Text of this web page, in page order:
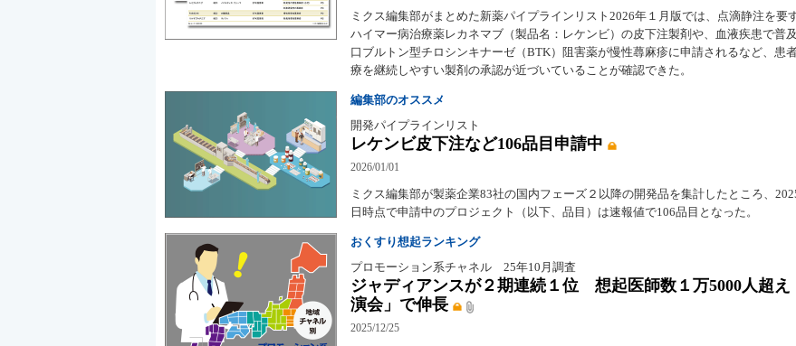
ミクス編集部がまとめた新薬パイプラインリスト2026年１月版では、点滴静注を要
ハイマー病治療薬レカネマブ（製品名：レケンビ）の皮下注製剤や、血液疾患で普
口ブルトン型チロシンキナーゼ（BTK）阻害薬が慢性蕁麻疹に申請されるなど、患
療を継続しやすい製剤の承認が近づいていることが確認できた。
編集部のオススメ
開発パイプラインリスト
レケンビ皮下注など106品目申請中
2026/01/01
ミクス編集部が製薬企業83社の国内フェーズ２以降の開発品を集計したところ、
日時点で申請中のプロジェクト（以下、品目）は速報値で106品目となった。
おくすり想起ランキング
プロモーション系チャネル 25年10月調査
ジャディアンスが２期連続１位 想起医師数１万5000人超
演会」で伸長
2025/12/25